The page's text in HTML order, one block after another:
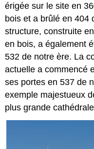
érigée sur le site en
bois et a brûlé en 404
structure, construite
en bois, a également
532 de notre ère. La
actuelle a commencé
ses portes en 537 de
exemple majestueux
plus grande